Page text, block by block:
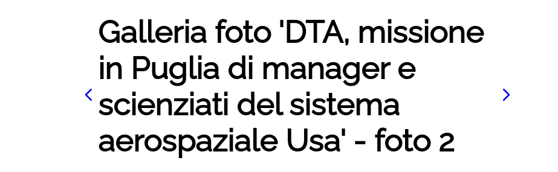
Galleria foto 'DTA, missione
in Puglia di manager e
scienziati del sistema
aerospaziale Usa' - foto 2